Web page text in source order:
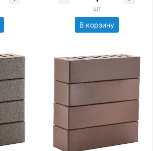
шт
В корзину